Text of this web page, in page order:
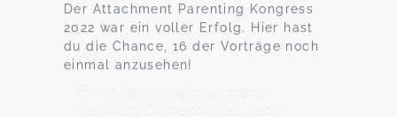
Der Attachment Parenting Kongress
2022 war ein voller Erfolg. Hier hast
du die Chance, 16 der Vorträge noch
einmal anzusehen!
Veilchenweg 28b, 22529
Hamburg Du bekommst nach